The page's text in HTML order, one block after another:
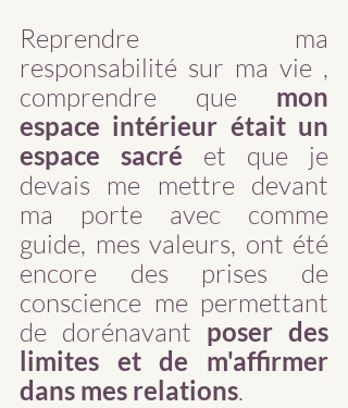
Reprendre ma
responsabilité sur ma vie ,
comprendre que mon
espace intérieur était un
espace sacré et que je
devais me mettre devant
ma porte avec comme
guide, mes valeurs, ont été
encore des prises de
conscience me permettant
de dorénavant poser des
limites et de
m'affirmer
dans mes relations.